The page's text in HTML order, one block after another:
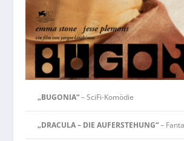
„BUGONIA“– SciFi-Komödie
„DRACULA – DIE AUFERSTEHUNG“–